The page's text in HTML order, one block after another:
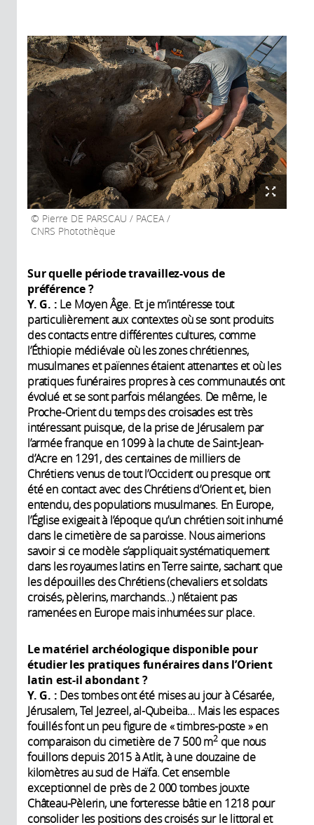
Pierre DE PARSCAU / PACEA /
CNRS Photothèque
Sur quelle période travaillez-vous de
préférence ?
Y. G. : Le Moyen Âge. Et je m’intéresse tout
particulièrement aux contextes où se sont produits
des contacts entre différentes cultures, comme
l’Éthiopie médiévale où les zones chrétiennes,
musulmanes et païennes étaient attenantes et où les
pratiques funéraires propres à ces communautés ont
évolué et se sont parfois mélangées. De même, le
Proche-Orient du temps des croisades est très
intéressant puisque, de la prise de Jérusalem par
l’armée franque en 1099 à la chute de Saint-Jean-
d’Acre en 1291, des centaines de milliers de
Chrétiens venus de tout l’Occident ou presque ont
été en contact avec des Chrétiens d’Orient et, bien
entendu, des populations musulmanes. En Europe,
l’Église exigeait à l’époque qu’un chrétien soit inhumé
dans le cimetière de sa paroisse. Nous aimerions
savoir si ce modèle s’appliquait systématiquement
dans les royaumes latins en Terre sainte, sachant que
les dépouilles des Chrétiens (chevaliers et soldats
croisés, pèlerins, marchands…) n’étaient pas
ramenées en Europe mais inhumées sur place.
Le matériel archéologique disponible pour
étudier les pratiques funéraires dans l’Orient
latin est-il abondant ?
Y. G. : Des tombes ont été mises au jour à Césarée,
Jérusalem, Tel Jezreel, al-Qubeiba… Mais les espaces
fouillés font un peu figure de « timbres-poste » en
comparaison du cimetière de 7 500 m2que nous
fouillons depuis 2015 à Atlit, à une douzaine de
kilomètres au sud de Haïfa. Cet ensemble
exceptionnel de près de 2 000 tombes jouxte
Château-Pèlerin, une forteresse bâtie en 1218 pour
consolider les positions des croisés sur le littoral et